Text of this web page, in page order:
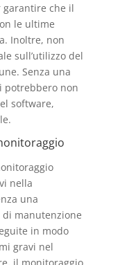
garantire che il
le ultime
Inoltre, non
sull’utilizzo del
Senza una
potrebbero non
software,
nella
una
manutenzione
in modo
gravi nel